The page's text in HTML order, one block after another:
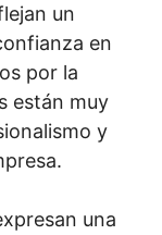
un
en
por la
están muy
y
una